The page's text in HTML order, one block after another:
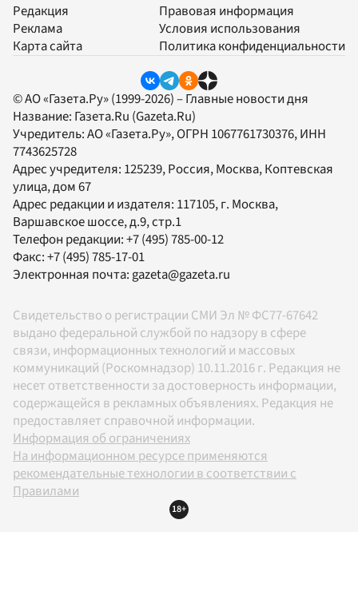
Редакция
Реклама
Карта сайта
Правовая информация
Условия использования
Политика конфиденциальности
© АО «Газета.Ру» (1999-2026) – Главные новости дня
Название: Газета.Ru (Gazeta.Ru)
Учредитель:АО «Газета.Ру», ОГРН 1067761730376, ИНН
7743625728
Адрес учредителя: 125239, Россия, Москва, Коптевская
улица, дом 67
Адрес редакции и издателя: 117105, г. Москва,
Варшавское шоссе, д.9, стр.1
Телефон редакции:+7 (495) 785-00-12
Факс:+7 (495) 785-17-01
Электронная почта:gazeta@gazeta.ru
Свидетельство о регистрации СМИ Эл № ФС77-67642
выдано федеральной службой по надзору в сфере
связи, информационных технологий и массовых
коммуникаций (Роскомнадзор) 10.11.2016 г. Редакция не
несет ответственности за достоверность информации,
содержащейся в рекламных объявлениях. Редакция не
предоставляет справочной информации.
Информация об ограничениях
На информационном ресурсе применяются
рекомендательные технологии в соответствии с
Правилами
18+